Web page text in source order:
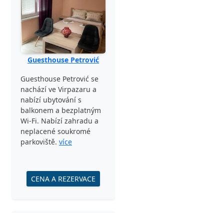
Guesthouse Petrović
Guesthouse Petrović se
nachází ve Virpazaru a
nabízí ubytování s
balkonem a bezplatným
Wi-Fi. Nabízí zahradu a
neplacené soukromé
parkoviště. více
CENA A REZERVACE